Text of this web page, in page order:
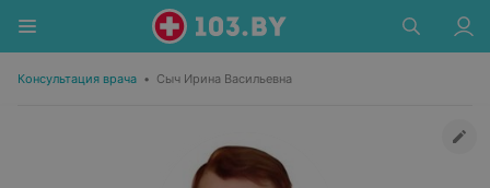
Консультация врача • Сыч Ирина Васильевна